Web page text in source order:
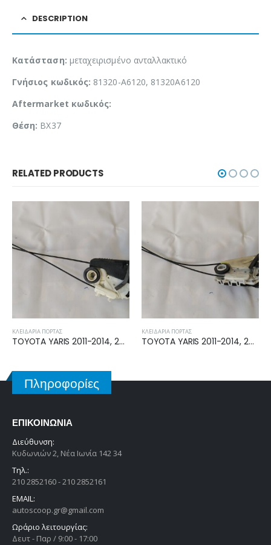
DESCRIPTION
Κατάσταση: μεταχειρισμένο ανταλλακτικό
Γνήσιος κωδικός: 81320-A6120, 81320A6120
Aftermarket κωδικός:
Θέση: BX37
RELATED PRODUCTS
TOYOTA YARIS 2011-2014, 2014-2017 ΗΛΕΚΤΡΟΜΑΓΝΗΤΙΚΗ ΚΛΕΙΔΑΡΙΑ ΠΙΣΩ ΔΕΞΙΑ U20-14110 F1
ΚΛΕΙΔΑΡΙΆ ΠΌΡΤΑΣ
TOYOTA YARIS 2011-2014, 2014-2017 ΗΛΕΚΤΡΟΜΑΓΝΗΤΙΚΗ ΚΛΕΙΔΑΡΙΑ ΠΙΣΩ ΔΕΞΙΑ U20-14110 F1
ΚΛΕΙΔΑΡΙΆ ΠΌΡΤΑΣ
Πληροφορίες
ΕΠΙΚΟΙΝΩΝΊΑ
Διεύθυνση:
Κυδωνιών 2, Νέα Ιωνία 142 34
Τηλ.:
210 2852160 - 210 2852161
EMAIL:
autoscoop.gr@gmail.com
Ωράριο λειτουργίας:
Δευτ - Παρ / 9:00 - 17:00